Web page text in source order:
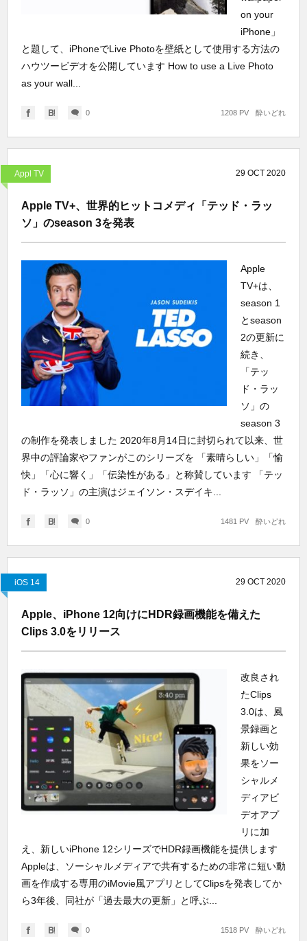
on your
iPhone」
と題して、iPhoneでLive Photoを壁紙として使用する方法の
ハウツービデオを公開しています How to use a Live Photo
as your wall...
0 酔いどれ
1208 PV
Appl TV 29 OCT 2020
Apple TV+、世界的ヒットコメディ「テッド・ラッ
ソ」のseason 3を発表
Apple
TV+は、
season 1
とseason
2の更新に
続き、
「テッ
ド・ラッ
ソ」の
season 3
の制作を発表しました 2020年8月14日に封切られて以来、世
界中の評論家やファンがこのシリーズを 「素晴らしい」「愉
快」「心に響く」「伝染性がある」と称賛しています 「テッ
ド・ラッソ」の主演はジェイソン・スデイキ...
0 酔いどれ
1481 PV
iOS 14 29 OCT 2020
Apple、iPhone 12向けにHDR録画機能を備えた
Clips 3.0をリリース
改良され
たClips
3.0は、風
景録画と
新しい効
果をソー
シャルメ
ディアビ
デオアプ
リに加
え、新しいiPhone 12シリーズでHDR録画機能を提供します
Appleは、ソーシャルメディアで共有するための非常に短い動
画を作成する専用のiMovie風アプリとしてClipsを発表してか
ら3年後、同社が「過去最大の更新」と呼ぶ...
0 酔いどれ
1518 PV